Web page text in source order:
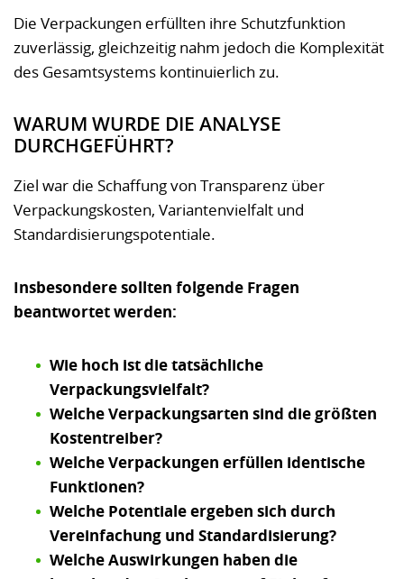
Die Verpackungen erfüllten ihre Schutzfunktion
zuverlässig, gleichzeitig nahm jedoch die Komplexität
des Gesamtsystems kontinuierlich zu.
WARUM WURDE DIE ANALYSE
DURCHGEFÜHRT?
Ziel war die Schaffung von Transparenz über
Verpackungskosten, Variantenvielfalt und
Standardisierungspotentiale.
Insbesondere sollten folgende Fragen
beantwortet werden:
Wie hoch ist die tatsächliche
Verpackungsvielfalt?
Welche Verpackungsarten sind die größten
Kostentreiber?
Welche Verpackungen erfüllen identische
Funktionen?
Welche Potentiale ergeben sich durch
Vereinfachung und Standardisierung?
Welche Auswirkungen haben die